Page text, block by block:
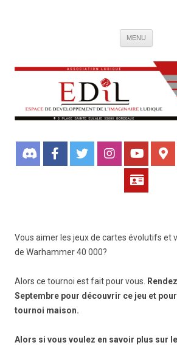
bordelaise
MENU
Vous aimer les jeux de cartes évolutifs et
de Warhammer 40 000?
Alors ce tournoi est fait pour vous.
Septembre pour découvrir ce jeu et
tournoi maison.
Alors si vous voulez en savoir plus sur